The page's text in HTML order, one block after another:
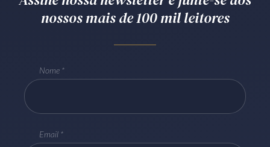
Receba por RSS
Batel Curitiba/PR CEP80240-000
nossos mais de 100 mil leitores
Nome
Email